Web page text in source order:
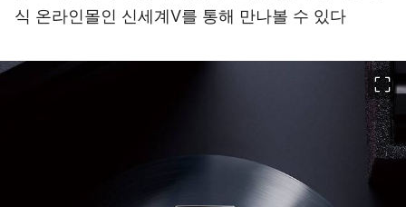
식 온라인몰인 신세계V를 통해 만나볼 수 있다